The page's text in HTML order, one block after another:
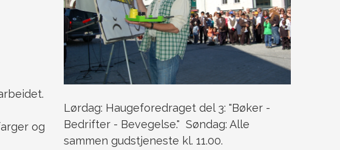
og
Lørdag: Haugeforedraget del 3: "Bøker -
Bedrifter - Bevegelse." Søndag: Alle
sammen gudstjeneste kl. 11.00.